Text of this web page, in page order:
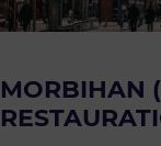
MORBIHAN